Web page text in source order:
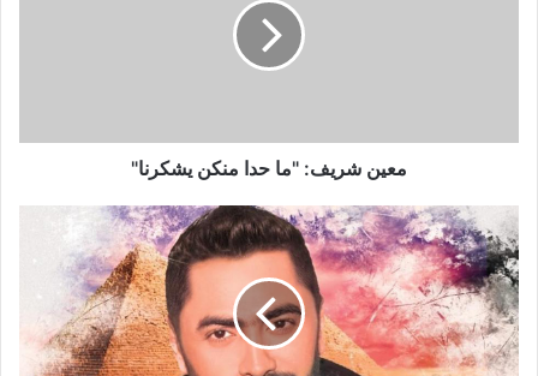
معين شريف: "ما حدا منكن يشكرنا"
تامر
حسني
يغني
للأمل
في
أوبريت
"أنت